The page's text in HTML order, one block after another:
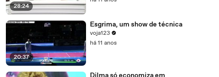
28:24
20:37
Esgrima, um show de técnica
voja123
há 11 anos